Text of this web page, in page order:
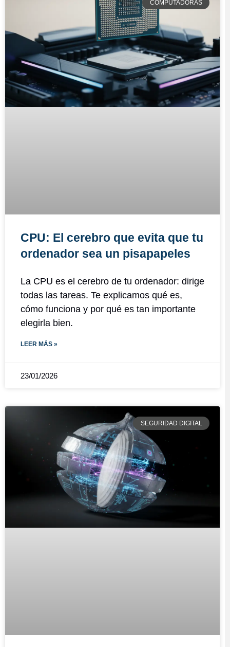
COMPUTADORAS
CPU: El cerebro que evita que tu
ordenador sea un pisapapeles
La CPU es el cerebro de tu ordenador: dirige
todas las tareas. Te explicamos qué es,
cómo funciona y por qué es tan importante
elegirla bien.
LEER MÁS »
23/01/2026
SEGURIDAD DIGITAL